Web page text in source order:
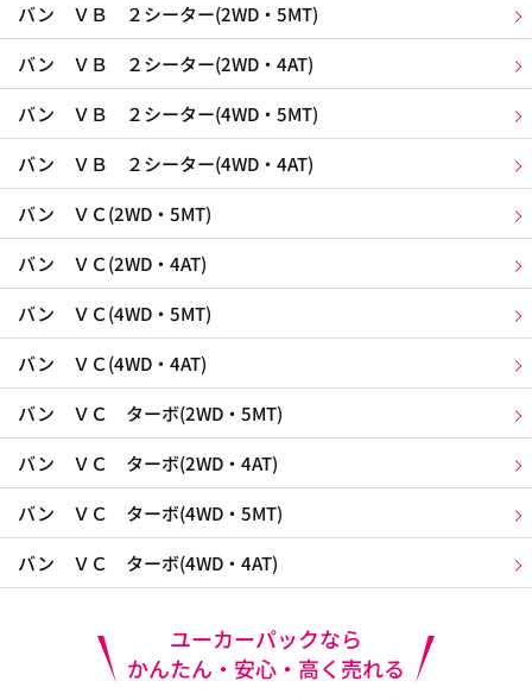
バン ＶＢ ２シーター(2WD・5MT)
バン ＶＢ ２シーター(2WD・4AT)
バン ＶＢ ２シーター(4WD・5MT)
バン ＶＢ ２シーター(4WD・4AT)
バン ＶＣ(2WD・5MT)
バン ＶＣ(2WD・4AT)
バン ＶＣ(4WD・5MT)
バン ＶＣ(4WD・4AT)
バン ＶＣ ターボ(2WD・5MT)
バン ＶＣ ターボ(2WD・4AT)
バン ＶＣ ターボ(4WD・5MT)
バン ＶＣ ターボ(4WD・4AT)
ユーカーパックなら
かんたん・安心・高く売れる